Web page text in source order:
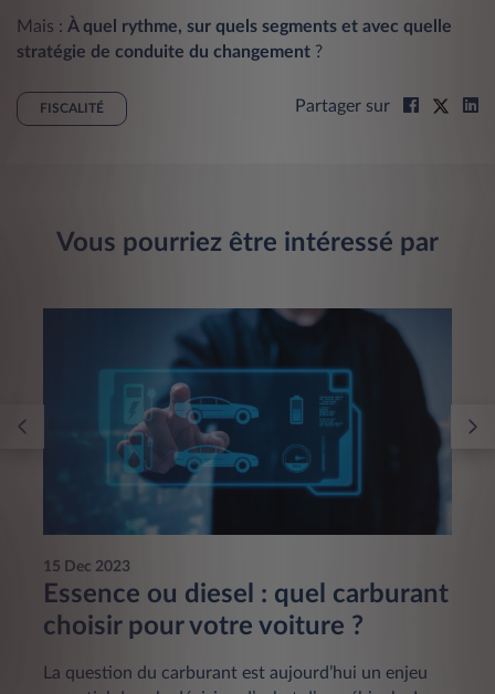
Mais : À quel rythme, sur quels segments et avec quelle
stratégie de conduite du changement ?
FISCALITÉ Partager sur
Vous pourriez être intéressé par
15 Dec 2023
Essence ou diesel : quel carburant
choisir pour votre voiture ?
La question du carburant est aujourd’hui un enjeu